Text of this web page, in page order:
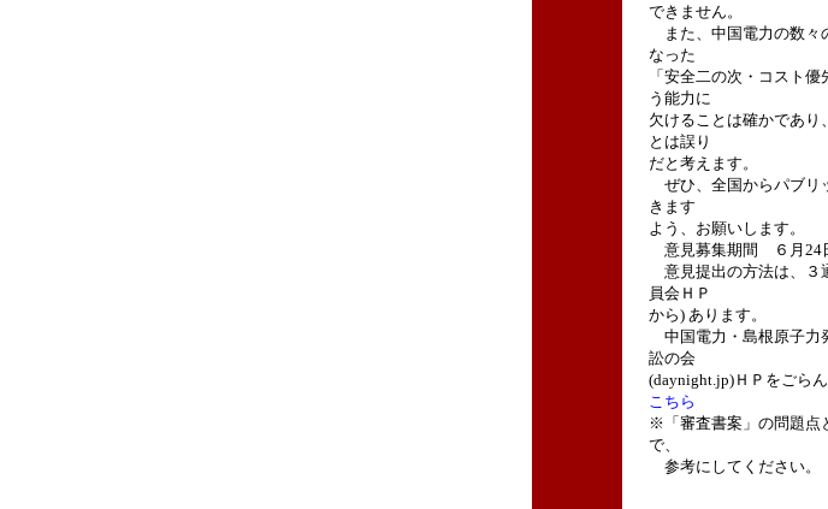
できません。
また、中国電力の数々
なった
「安全二の次・コスト
う能力に
欠けることは確かであり
とは誤り
だと考えます。
ぜひ、全国からパブリ
きます
よう、お願いします。
意見募集期間 ６月24
意見提出の方法は、３
員会ＨＰ
から) あります。
中国電力・島根原子力
訟の会
(daynight.jp)ＨＰをごらん
こちら
※「審査書案」の問題点
で、
参考にしてください。